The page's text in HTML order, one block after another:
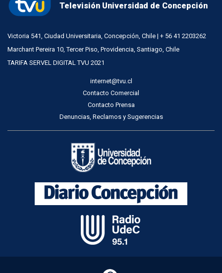
Televisión Universidad de Concepción
Victoria 541, Ciudad Universitaria, Concepción, Chile | + 56 41 2203262
Marchant Pereira 10, Tercer Piso, Providencia, Santiago, Chile
TARIFA SERVEL DIGITAL TVU 2021
internet@tvu.cl
Contacto Comercial
Contacto Prensa
Denuncias, Reclamos y Sugerencias